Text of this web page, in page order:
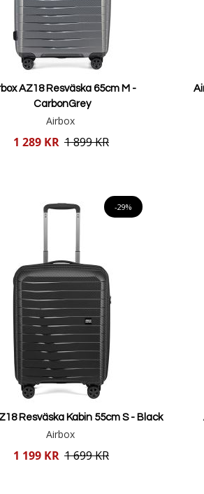
AZ18 Resväska 65cm M -
CarbonGrey
Airbox
1 289 KR 1 899 KR
-29%
Resväska Kabin 55cm S - Black
Airbox
1 199 KR 1 699 KR